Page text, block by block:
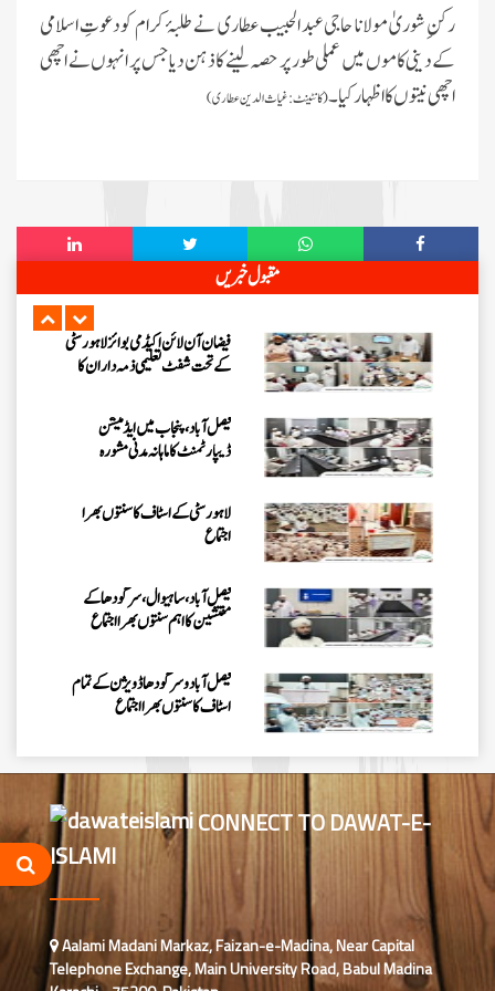
رکنِ شوریٰ مولانا حاجی عبد الحبیب عطاری نے طلبۂ کرام کو دعوتِ اسلامی
کے دینی کاموں میں عملی طور پر حصہ لینے کا ذہن دیا جس پر انہوں نے اچھی
اچھی نیتوں کا اظہار کیا۔(کانٹینٹ:غیاث الدین عطاری)
مقبول خبریں
ناظمین کا 2 دن پر مشتمل اجتماع
شعبہ فیضان آن لائن اکیڈمی گرلز کا
ماہانہ مدنی مشورہ اسلام آباد میں منعقد
مرکزی جامعۃ المدینہ لاہور میں ”
حلال فوڈ کورس “پر اہم بریفنگ
فیضان آن لائن اکیڈمی بوائز لاہور سٹی
کے تحت شفٹ تعلیمی ذمہ داران کا
فیصل آباد، پنجاب میں ایڈمیشن
ڈیپارٹمنٹ کا ماہانہ مدنی مشورہ
لاہور سٹی کے اسٹاف کا سنتوں بھرا
اجتماع
فیصل آباد، ساہیوال، سرگودھا کے
مفتشین کا اہم سنتوں بھرا اجتماع
فیصل آباد وسرگودھا ڈویژن کے تمام
اسٹاف کا سنتوں بھرااجتماع
فیصل آباد میں کنزالمدارس کے امتحانی
نظام کا جائزہ، بہتری اور باہمی اتفاق
کے اقدامات پر زور
اسلام آباد میں روڈ سیفٹی اور منشیات و
تمباکو نوشی کے تدارک پر سیمینار کا
انعقاد
اسلام آباد میں پاکستان کے شفٹ
ناظمین کا 2 دن پر مشتمل اجتماع
CONNECT TO DAWAT-E-
ISLAMI
Aalami Madani Markaz, Faizan-e-Madina, Near Capital
Telephone Exchange, Main University Road, Babul Madina